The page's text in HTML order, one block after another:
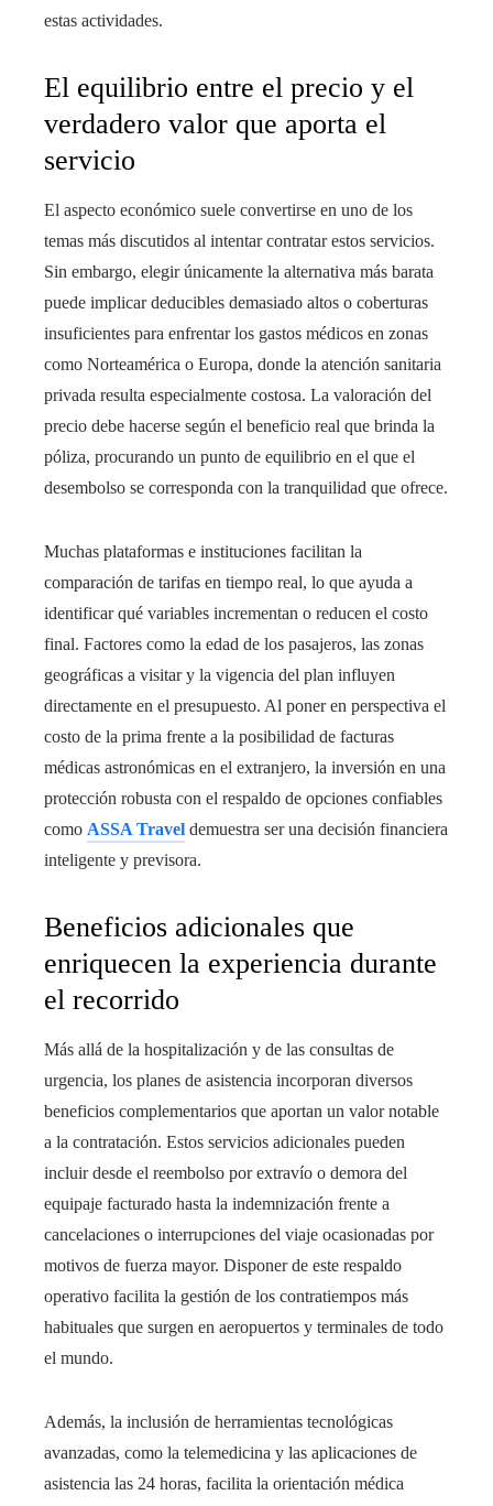
estas actividades.
El equilibrio entre el precio y el
verdadero valor que aporta el
servicio
El aspecto económico suele convertirse en uno de los
temas más discutidos al intentar contratar estos servicios.
Sin embargo, elegir únicamente la alternativa más barata
puede implicar deducibles demasiado altos o coberturas
insuficientes para enfrentar los gastos médicos en zonas
como Norteamérica o Europa, donde la atención sanitaria
privada resulta especialmente costosa. La valoración del
precio debe hacerse según el beneficio real que brinda la
póliza, procurando un punto de equilibrio en el que el
desembolso se corresponda con la tranquilidad que ofrece.
Muchas plataformas e instituciones facilitan la
comparación de tarifas en tiempo real, lo que ayuda a
identificar qué variables incrementan o reducen el costo
final. Factores como la edad de los pasajeros, las zonas
geográficas a visitar y la vigencia del plan influyen
directamente en el presupuesto. Al poner en perspectiva el
costo de la prima frente a la posibilidad de facturas
médicas astronómicas en el extranjero, la inversión en una
protección robusta con el respaldo de opciones confiables
como ASSA Travel demuestra ser una decisión financiera
inteligente y previsora.
Beneficios adicionales que
enriquecen la experiencia durante
el recorrido
Más allá de la hospitalización y de las consultas de
urgencia, los planes de asistencia incorporan diversos
beneficios complementarios que aportan un valor notable
a la contratación. Estos servicios adicionales pueden
incluir desde el reembolso por extravío o demora del
equipaje facturado hasta la indemnización frente a
cancelaciones o interrupciones del viaje ocasionadas por
motivos de fuerza mayor. Disponer de este respaldo
operativo facilita la gestión de los contratiempos más
habituales que surgen en aeropuertos y terminales de todo
el mundo.
Además, la inclusión de herramientas tecnológicas
avanzadas, como la telemedicina y las aplicaciones de
asistencia las 24 horas, facilita la orientación médica